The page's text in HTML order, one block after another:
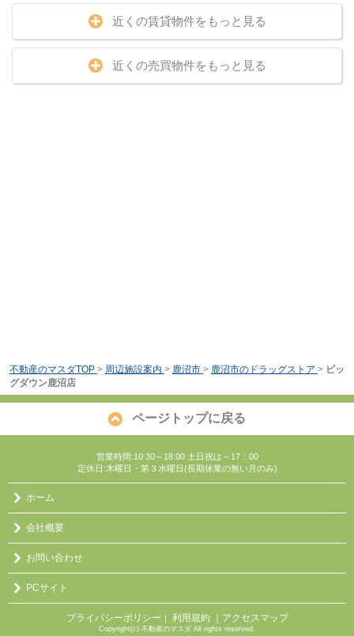
近くの賃貸物件をもっと見る
近くの売買物件をもっと見る
不動産のマスダTOP > 周辺施設案内 > 鹿沼市 > 鹿沼市のドラッグストア > ビッ
グダウン鹿沼店
ページトップに戻る
営業時間:10:30～18:00 土日祝は～17：00
定休日:木曜日・第３水曜日(長期休業の無い月のみ)
ホーム
会社概要
お問い合わせ
PCサイト
プライバシーポリシー ｜ 利用規約 ｜アクセスマップ
Copyright(c) 不動産のマスダ All rights reserved.